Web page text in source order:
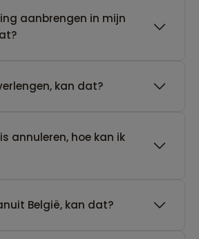
aanbrengen in mijn
kan dat?
annuleren, hoe kan ik
België, kan dat?